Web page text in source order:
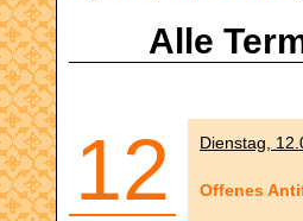
Alle
12 Dienstag,
Offenes